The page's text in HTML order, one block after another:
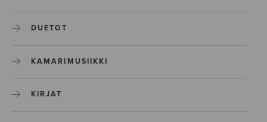
DUETOT
KAMARIMUSIIKKI
KIRJAT